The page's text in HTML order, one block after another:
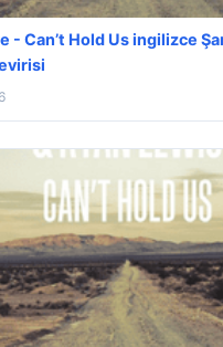
- Can’t Hold Us ingilizce